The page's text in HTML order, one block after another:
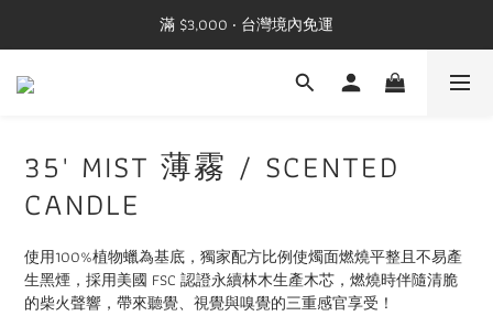
滿 $3,000 ‧ 台灣境內免運
35' MIST 薄霧 / SCENTED
CANDLE
使用100%植物蠟為基底，獨家配方比例使燭面燃燒平整且不易產
生黑煙，採用美國 FSC 認證永續林木生產木芯，燃燒時伴隨清脆
的柴火聲響，帶來聽覺、視覺與嗅覺的三重感官享受！